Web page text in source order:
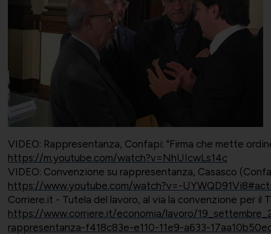
VIDEO: Rappresentanza, Confapi: "Firma che mette
https://m.youtube.com/watch?v=NhUIcwLs14c
VIDEO: Convenzione su rappresentanza, Casasco
https://www.youtube.com/watch?v=-
Corriere.it - Tutela del lavoro, al via la convenzione per il
https://www.corriere.it/economia/lavoro/
rappresentanza-f418c83e-e110-11e9-a633-